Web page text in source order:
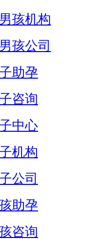
孩机构
孩公司
助孕
咨询
中心
机构
公司
助孕
咨询